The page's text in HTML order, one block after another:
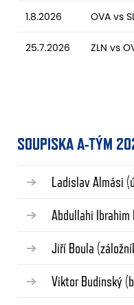
1.8.2026 OVA vs
25.7.2026 ZLN vs
SOUPISKA A-TÝM
Ladislav Almási
Abdullahi Ibrahim
Jiří Boula
Viktor Budinský